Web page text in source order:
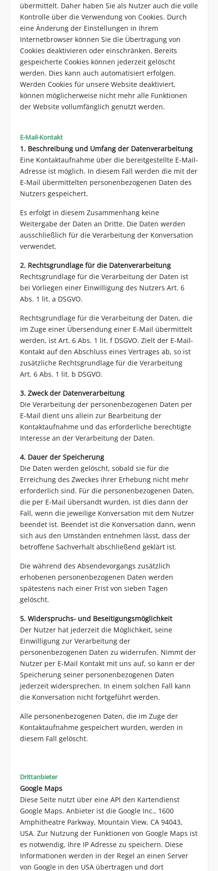
übermittelt. Daher haben Sie als Nutzer auch die volle
Kontrolle über die Verwendung von Cookies. Durch
eine Änderung der Einstellungen in Ihrem
Internetbrowser können Sie die Übertragung von
Cookies deaktivieren oder einschränken. Bereits
gespeicherte Cookies können jederzeit gelöscht
werden. Dies kann auch automatisiert erfolgen.
Werden Cookies für unsere Website deaktiviert,
können möglicherweise nicht mehr alle Funktionen
der Website vollumfänglich genutzt werden.
E-Mail-Kontakt
1. Beschreibung und Umfang der Datenverarbeitung
Eine Kontaktaufnahme über die bereitgestellte E-Mail-
Adresse ist möglich. In diesem Fall werden die mit der
E-Mail übermittelten personenbezogenen Daten des
Nutzers gespeichert.
Es erfolgt in diesem Zusammenhang keine
Weitergabe der Daten an Dritte. Die Daten werden
ausschließlich für die Verarbeitung der Konversation
verwendet.
2. Rechtsgrundlage für die Datenverarbeitung
Rechtsgrundlage für die Verarbeitung der Daten ist
bei Vorliegen einer Einwilligung des Nutzers Art. 6
Abs. 1 lit. a DSGVO.
Rechtsgrundlage für die Verarbeitung der Daten, die
im Zuge einer Übersendung einer E-Mail übermittelt
werden, ist Art. 6 Abs. 1 lit. f DSGVO. Zielt der E-Mail-
Kontakt auf den Abschluss eines Vertrages ab, so ist
zusätzliche Rechtsgrundlage für die Verarbeitung
Art. 6 Abs. 1 lit. b DSGVO.
3. Zweck der Datenverarbeitung
Die Verarbeitung der personenbezogenen Daten per
E-Mail dient uns allein zur Bearbeitung der
Kontaktaufnahme und das erforderliche berechtigte
Interesse an der Verarbeitung der Daten.
4. Dauer der Speicherung
Die Daten werden gelöscht, sobald sie für die
Erreichung des Zweckes ihrer Erhebung nicht mehr
erforderlich sind. Für die personenbezogenen Daten,
die per E-Mail übersandt wurden, ist dies dann der
Fall, wenn die jeweilige Konversation mit dem Nutzer
beendet ist. Beendet ist die Konversation dann, wenn
sich aus den Umständen entnehmen lässt, dass der
betroffene Sachverhalt abschließend geklärt ist.
Die während des Absendevorgangs zusätzlich
erhobenen personenbezogenen Daten werden
spätestens nach einer Frist von sieben Tagen
gelöscht.
5. Widerspruchs- und Beseitigungsmöglichkeit
Der Nutzer hat jederzeit die Möglichkeit, seine
Einwilligung zur Verarbeitung der
personenbezogenen Daten zu widerrufen. Nimmt der
Nutzer per E-Mail Kontakt mit uns auf, so kann er der
Speicherung seiner personenbezogenen Daten
jederzeit widersprechen. In einem solchen Fall kann
die Konversation nicht fortgeführt werden.
Alle personenbezogenen Daten, die im Zuge der
Kontaktaufnahme gespeichert wurden, werden in
diesem Fall gelöscht.
Drittanbieter
Google Maps
Diese Seite nutzt über eine API den Kartendienst
Google Maps. Anbieter ist die Google Inc., 1600
Amphitheatre Parkway, Mountain View, CA 94043,
USA. Zur Nutzung der Funktionen von Google Maps ist
es notwendig, Ihre IP Adresse zu speichern. Diese
Informationen werden in der Regel an einen Server
von Google in den USA übertragen und dort